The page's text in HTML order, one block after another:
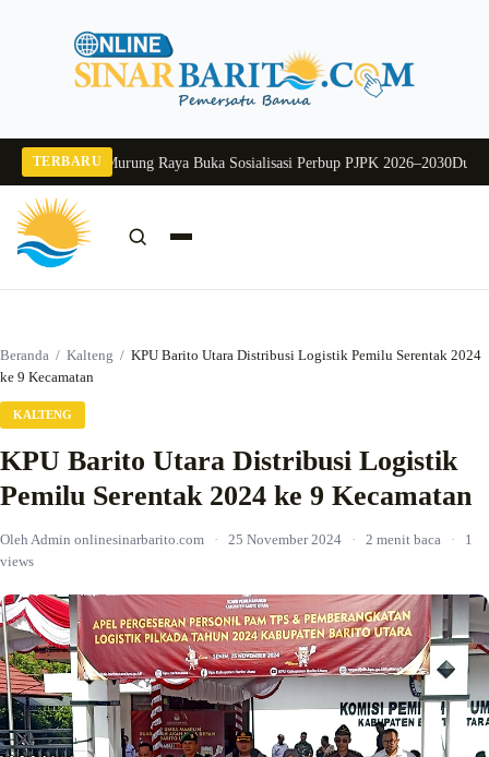
TERBARU
Pj Sekda Murung Raya Buka Sosialisasi Perbup PJPK 2026–2030Dukung
Beranda / Kalteng / KPU Barito Utara Distribusi Logistik Pemilu Serentak 2024
ke 9 Kecamatan
KALTENG
KPU Barito Utara Distribusi Logistik
Pemilu Serentak 2024 ke 9 Kecamatan
Oleh Admin onlinesinarbarito.com · 25 November 2024 · 2 menit baca ·
1
views